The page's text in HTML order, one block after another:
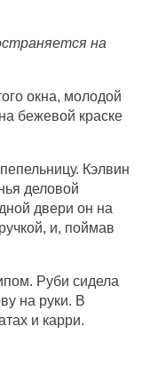
на
окна, молодой
бежевой краске
Кэлвин
деловой
двери он на
и, поймав
Руби сидела
на руки. В
и карри.